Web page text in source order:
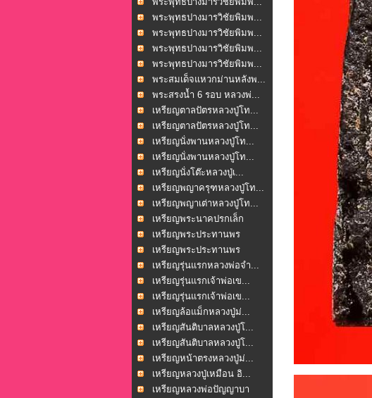
พระพุทธปางมารวิชัยพิมพ...
พระพุทธปางมารวิชัยพิมพ...
พระพุทธปางมารวิชัยพิมพ...
พระพุทธปางมารวิชัยพิมพ...
พระสมเด็จแหวกม่านหลังพ...
พระสรงน้ำ 6 รอบ หลวงพ่...
เหรียญตาลปัตรหลวงปู่โท...
เหรียญตาลปัตรหลวงปู่โท...
เหรียญนั่งพานหลวงปู่โท...
เหรียญนั่งพานหลวงปู่โท...
เหรียญนั่งโต๊ะหลวงปู่เ...
เหรียญพญาครุฑหลวงปู่โท...
เหรียญพญาเต่าหลวงปู่โท...
เหรียญพระนาคปรกเล็ก
หลว...เหรียญพระประทานพร
วัดพ...เหรียญพระประทานพร
วัดพ...เหรียญรุ่นแรกหลวงพ่อจำ...
เหรียญรุ่นแรกเจ้าพ่อเข...
เหรียญรุ่นแรกเจ้าพ่อเข...
เหรียญล้อแม็กหลวงปู่ม่...
เหรียญสันติบาลหลวงปู่โ...
เหรียญสันติบาลหลวงปู่โ...
เหรียญหน้าตรงหลวงปู่ม่...
เหรียญหลวงปู่เหมือน อิ...
เหรียญหลวงพ่อปัญญาบา